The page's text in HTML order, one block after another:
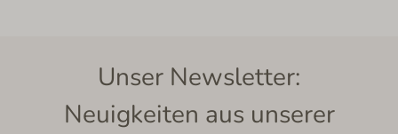
Unser Newsletter:
Neuigkeiten aus unserer